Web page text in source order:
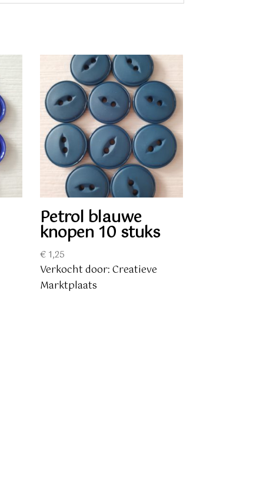
Petrol blauwe
knopen 10 stuks
€1,25
Verkocht door: Creatieve
Marktplaats